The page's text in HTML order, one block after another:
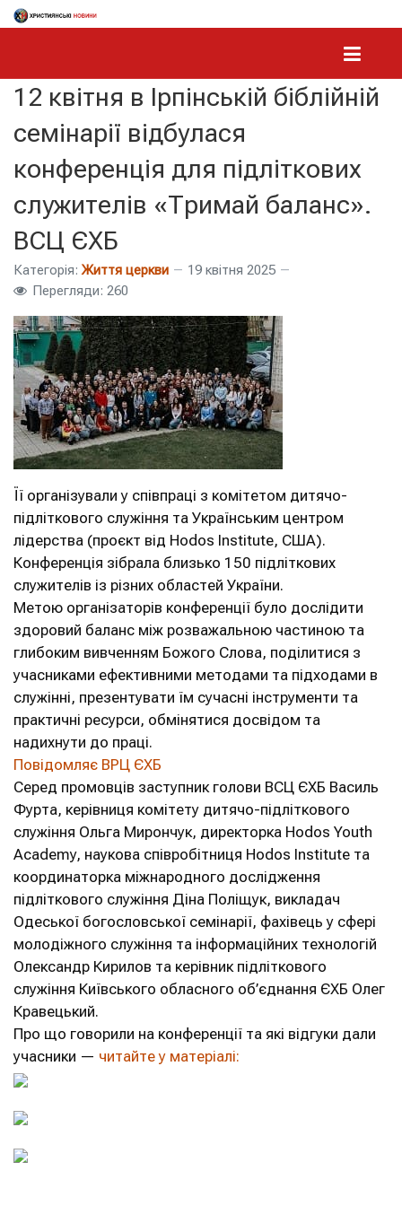
12 квітня в Ірпінській біблійній
семінарії відбулася
конференція для підліткових
служителів «Тримай баланс».
ВСЦ ЄХБ
Категорія: Життя церкви
19 квітня 2025
Перегляди: 260
Її організували у співпраці з комітетом дитячо-
підліткового служіння та Українським центром
лідерства (проєкт від Hodos Institute, США).
Конференція зібрала близько 150 підліткових
служителів із різних областей України.
Метою організаторів конференції було дослідити
здоровий баланс між розважальною частиною та
глибоким вивченням Божого Слова, поділитися з
учасниками ефективними методами та підходами в
служінні, презентувати їм сучасні інструменти та
практичні ресурси, обмінятися досвідом та
надихнути до праці.
Повідомляє ВРЦ ЄХБ
Серед промовців заступник голови ВСЦ ЄХБ Василь
Фурта, керівниця комітету дитячо-підліткового
служіння Ольга Мирончук, директорка Hodos Youth
Academy, наукова співробітниця Hodos Institute та
координаторка міжнародного дослідження
підліткового служіння Діна Поліщук, викладач
Одеської богословської семінарії, фахівець у сфері
молодіжного служіння та інформаційних технологій
Олександр Кирилов та керівник підліткового
служіння Київського обласного об’єднання ЄХБ Олег
Кравецький.
Про що говорили на конференції та які відгуки дали
учасники — читайте у матеріалі: